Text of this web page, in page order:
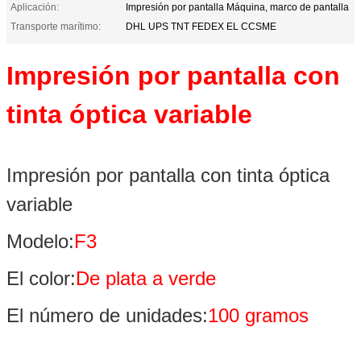
Aplicación:
Impresión por pantalla Máquina, marco de pantalla
Transporte marítimo:
DHL UPS TNT FEDEX EL CCSME
Impresión por pantalla con
tinta óptica variable
Impresión por pantalla con tinta óptica
variable
Modelo:F3
El color:De plata a verde
El número de unidades:100 gramos